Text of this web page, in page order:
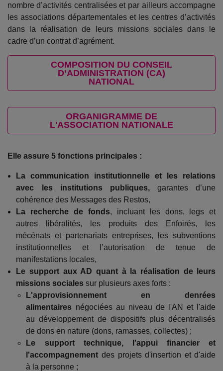
nombre d’activités centralisées et par ailleurs accompagne
les associations départementales et les centres d’activités
dans la réalisation de leurs missions sociales dans le
cadre d’un contrat d’agrément.
COMPOSITION DU CONSEIL
D’ADMINISTRATION (CA)
NATIONAL
ORGANIGRAMME DE
L'ASSOCIATION NATIONALE
Elle assure 5 fonctions principales :
La communication institutionnelle et les relations
avec les institutions publiques,garantes d’une
cohérence des Messages des Restos,
La recherche de fonds, incluant les dons, legs et
autres libéralités, les produits des Enfoirés, les
mécénats et partenariats entreprises, les subventions
institutionnelles et l’autorisation de tenue de
manifestations locales,
Le support aux AD quant à la réalisation de leurs
missions socialessur plusieurs axes forts :
L'approvisionnement en denrées
alimentaires négociées au niveau de l'AN et l'aide
au développement de dispositifs plus décentralisés
de dons en nature (dons, ramasses, collectes) ;
Le support technique, l'appui financier et
l'accompagnement des projets d'insertion et d'aide
à la personne ;